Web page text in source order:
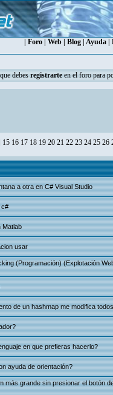
Foro Web Blog Ayuda
debes registrarteen el foro para
15 16 17 18 19 20 21 22 23 24 25 26
a otra en C# Visual Studio
c#
Matlab
usar
(Programación) (Explotación
de un hashmap me modifica
en que prefieras hacerlo?
ayuda de orientación?
más grande sin presionar el botón